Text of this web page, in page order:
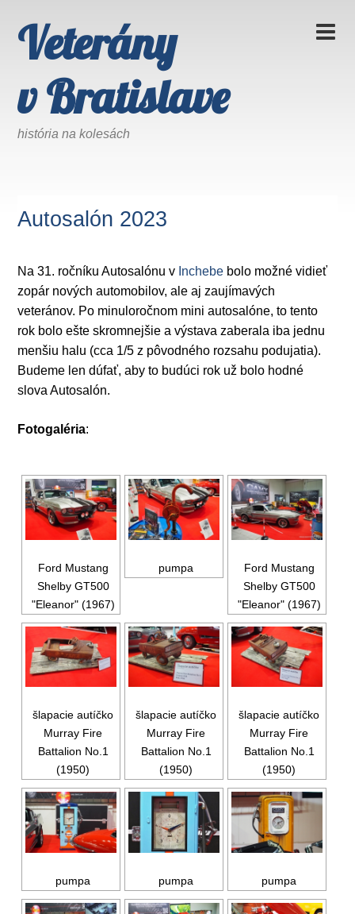
Veterány
v Bratislave
história na kolesách
Autosalón 2023
Na 31. ročníku Autosalónu v Inchebe bolo možné vidieť
zopár nových automobilov, ale aj zaujímavých
veteránov. Po minuloročnom mini autosalóne, to tento
rok bolo ešte skromnejšie a výstava zaberala iba jednu
menšiu halu (cca 1/5 z pôvodného rozsahu podujatia).
Budeme len dúfať, aby to budúci rok už bolo hodné
slova Autosalón.
Fotogaléria:
Ford Mustang
Shelby GT500
"Eleanor" (1967)
pumpa
Ford Mustang
Shelby GT500
"Eleanor" (1967)
šlapacie autíčko
Murray Fire
Battalion No.1
(1950)
šlapacie autíčko
Murray Fire
Battalion No.1
(1950)
šlapacie autíčko
Murray Fire
Battalion No.1
(1950)
pumpa pumpa pumpa